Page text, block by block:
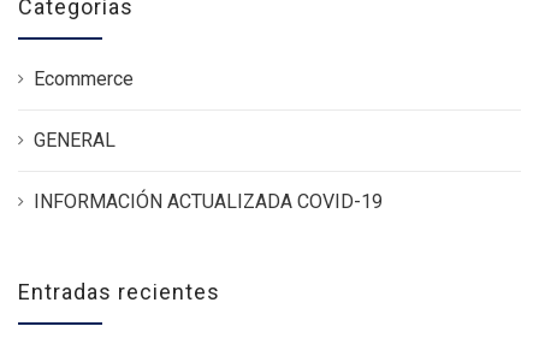
Categorías
Ecommerce
GENERAL
INFORMACIÓN ACTUALIZADA COVID-19
Entradas recientes